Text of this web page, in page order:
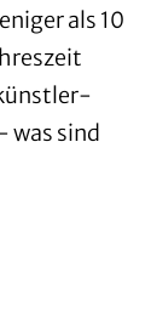
als 10
was sind